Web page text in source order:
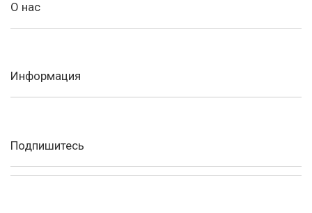
О нас
Информация
Подпишитесь